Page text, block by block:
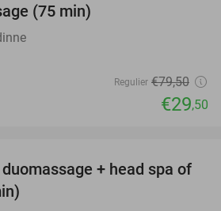
(75 min)
Regulier €79,50
€29,50
51%
+ head spa of